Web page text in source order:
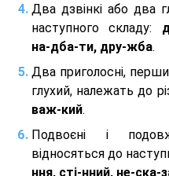
Два дзвінкі або два
наступного складу:
на-дба-ти, дру-жба.
Два приголосні,
глухий, належать до
важ-кий.
Подвоєні і
відносяться до
ння, сті-нний, не-ска-